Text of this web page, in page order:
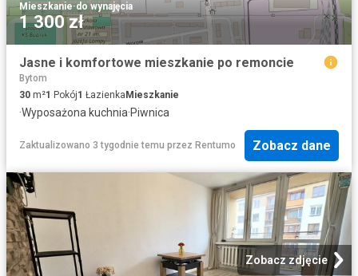
Mieszkanie·do wynajęcia
1 300 zł
Jasne i komfortowe mieszkanie po remoncie
Bytom
30 m²1 Pokój1 Łazienka Mieszkanie
·Wyposażona kuchnia·Piwnica
Zaktualizowano 3 tygodnie temu przez Rentumo Zobacz dane
Zobacz zdjęcie